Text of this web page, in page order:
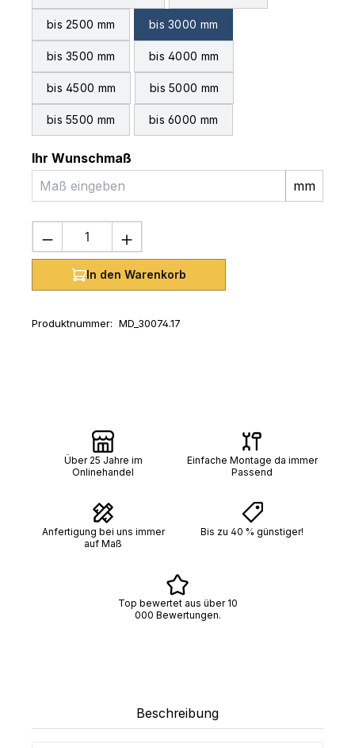
bis 2500 mm bis 3000 mm
bis 3500 mm bis 4000 mm
bis 4500 mm bis 5000 mm
bis 5500 mm bis 6000 mm
Ihr Wunschmaß
mm
Produkt Anzahl: Gib den
In den Warenkorb
Produktnummer: MD_30074.17
Über 25 Jahre im
Onlinehandel
Einfache Montage da immer
Passend
Anfertigung bei uns immer
auf Maß
Bis zu 40 % günstiger!
Top bewertet aus über 10
000 Bewertungen.
Beschreibung